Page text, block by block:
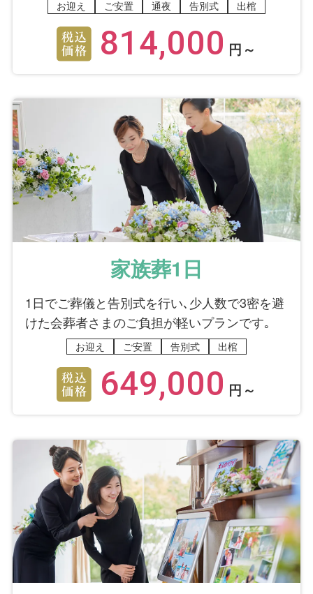
た点はございましたか？
いいえ
湯かんをしていただき良かったと思います。
実際のアンケート回答
クリックで拡大
お迎え ご安置 通夜 告別式 出棺
814,000 円～
家族葬1日
1日でご葬儀と告別式を行い､少人数で3密を避
けた会葬者さまのご負担が軽いプランです｡
お迎え ご安置 告別式 出棺
649,000 円～